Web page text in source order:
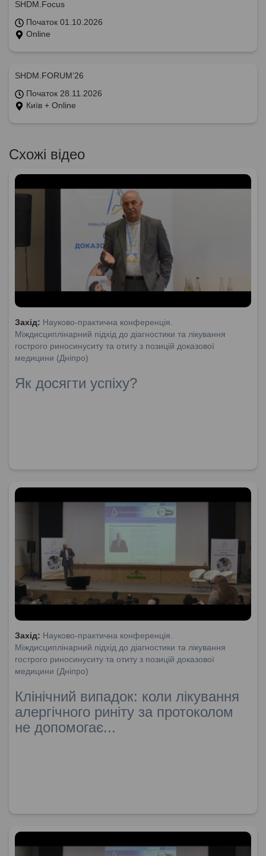
SHDM.Focus
Початок 01.10.2026
Online
SHDM.FORUM’26
Початок 28.11.2026
Київ + Online
Схожі відео
Захід: Науково-практична конференція.
Міждисциплінарний підхід до діагностики та лікування
гострого риносинуситу та отиту з позицій доказової
медицини (Дніпро)
Як досягти успіху?
Захід: Науково-практична конференція.
Міждисциплінарний підхід до діагностики та лікування
гострого риносинуситу та отиту з позицій доказової
медицини (Дніпро)
Клінічний випадок: коли лікування
алергічного риніту за протоколом
не допомогає...